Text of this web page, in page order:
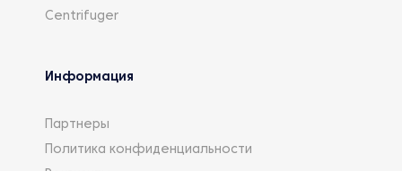
Centrifuger
Информация
Партнеры
Политика конфиденциальности